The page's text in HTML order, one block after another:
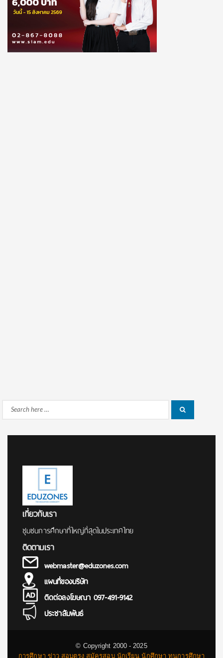
Search
เกี่ยวกับเรา
ชุมชนการศึกษาที่ใหญ่ที่สุดในประเทศไทย
ติดตามเรา
webmaster@eduzones.com
แผนที่ของบริษัท
ติดต่อลงโฆษณา 097-491-9142
ประชาสัมพันธ์
© Copyright 2000 - 2025
การศึกษา ข่าว สอบตรง สมัครสอบ นักเรียน นักศึกษา ทุนการศึกษา